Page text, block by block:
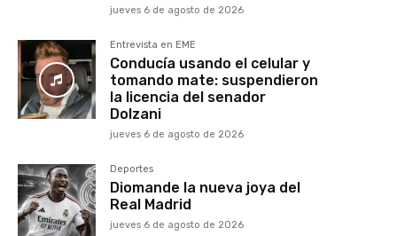
jueves 6 de agosto de 2026
Entrevista en EME
Conducía usando el celular y
tomando mate: suspendieron
la licencia del senador
Dolzani
jueves 6 de agosto de 2026
Deportes
Diomande la nueva joya del
Real Madrid
jueves 6 de agosto de 2026